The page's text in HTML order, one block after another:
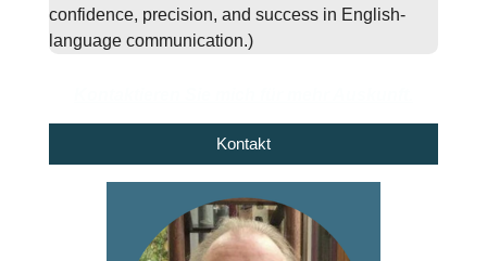
confidence, precision, and success in English-
language communication.)
Kontakt